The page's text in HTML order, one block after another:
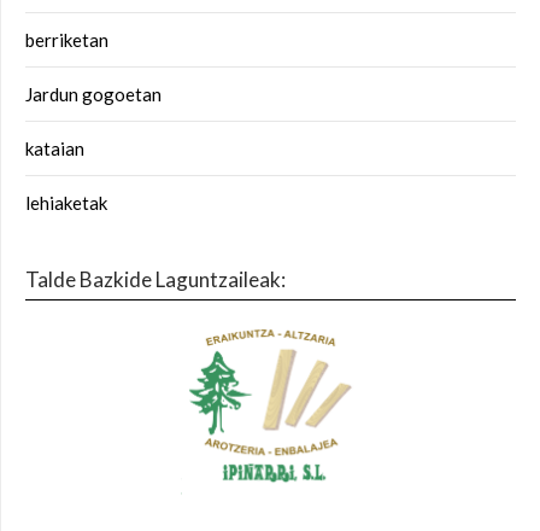
berriketan
Jardun gogoetan
kataian
lehiaketak
Talde Bazkide Laguntzaileak: